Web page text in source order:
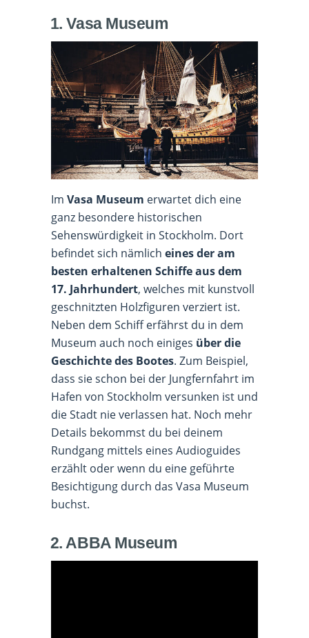
1. Vasa Museum
Im Vasa Museum erwartet dich eine
ganz besondere historischen
Sehenswürdigkeit in Stockholm. Dort
befindet sich nämlich eines der am
besten erhaltenen Schiffe aus dem
17. Jahrhundert, welches mit kunstvoll
geschnitzten Holzfiguren verziert ist.
Neben dem Schiff erfährst du in dem
Museum auch noch einiges über die
Geschichte des Bootes. Zum Beispiel,
dass sie schon bei der Jungfernfahrt im
Hafen von Stockholm versunken ist und
die Stadt nie verlassen hat. Noch mehr
Details bekommst du bei deinem
Rundgang mittels eines Audioguides
erzählt oder wenn du eine geführte
Besichtigung durch das Vasa Museum
buchst.
2. ABBA Museum